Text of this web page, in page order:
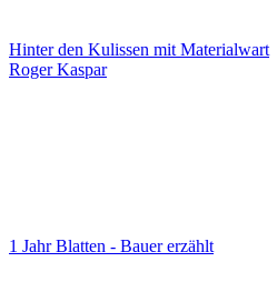
Hinter den Kulissen mit Materialwart
Roger Kaspar
1 Jahr Blatten - Bauer erzählt